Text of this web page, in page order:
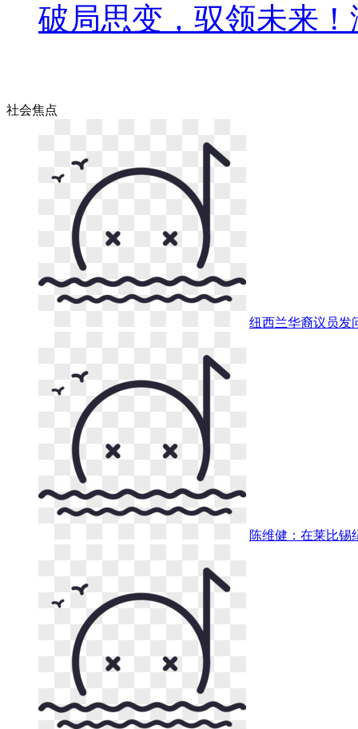
破局思变，驭领未来
社会焦点
纽西兰华裔议员发
陈维健：在莱比锡